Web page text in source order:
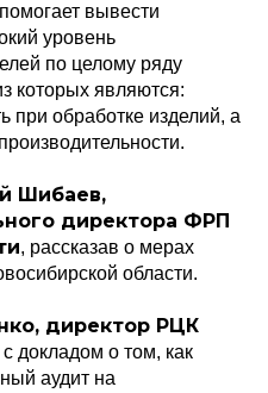
вывести
уровень
по целому ряду
которых являются:
при обработке изделий, а
Шибаев,
директора ФРП
, рассказав о мерах
области.
директор РЦК
докладом о том, как
аудит на